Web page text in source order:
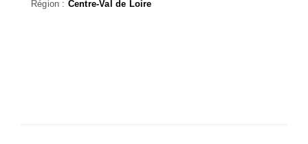
Région : Centre-Val de Loire